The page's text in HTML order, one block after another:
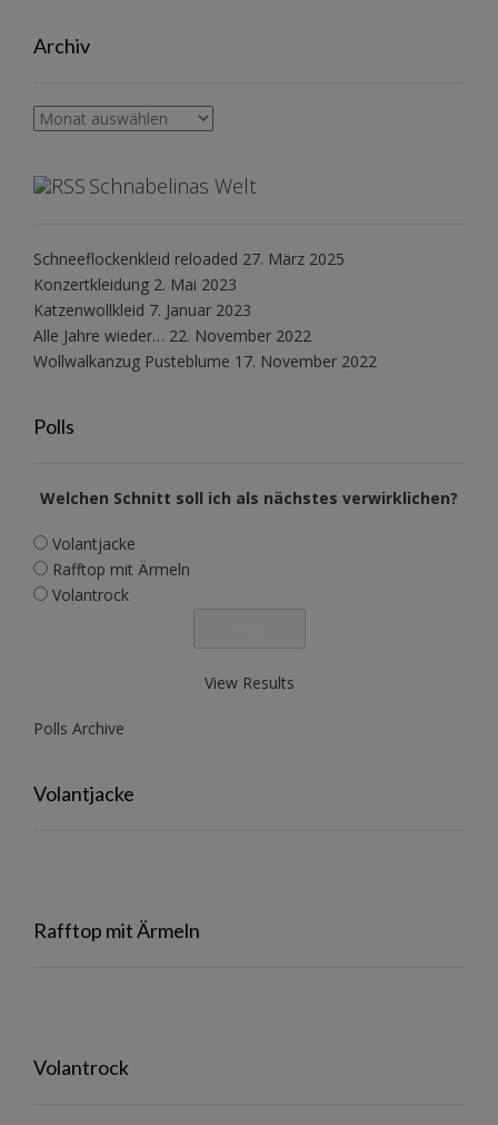
Archiv
Archiv
Schnabelinas Welt
Schneeflockenkleid reloaded 27. März 2025
Konzertkleidung 2. Mai 2023
Katzenwollkleid 7. Januar 2023
Alle Jahre wieder… 22. November 2022
Wollwalkanzug Pusteblume 17. November 2022
Polls
Welchen Schnitt soll ich als nächstes verwirklichen?
Volantjacke
Rafftop mit Ärmeln
Volantrock
View Results
Polls Archive
Volantjacke
Rafftop mit Ärmeln
Volantrock